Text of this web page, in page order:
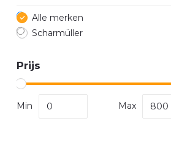
Alle merken
Scharmüller
Prijs
Min Max